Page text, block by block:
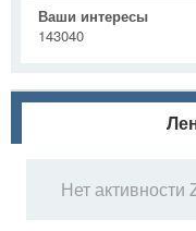
Ваши интересы
143040
Нет